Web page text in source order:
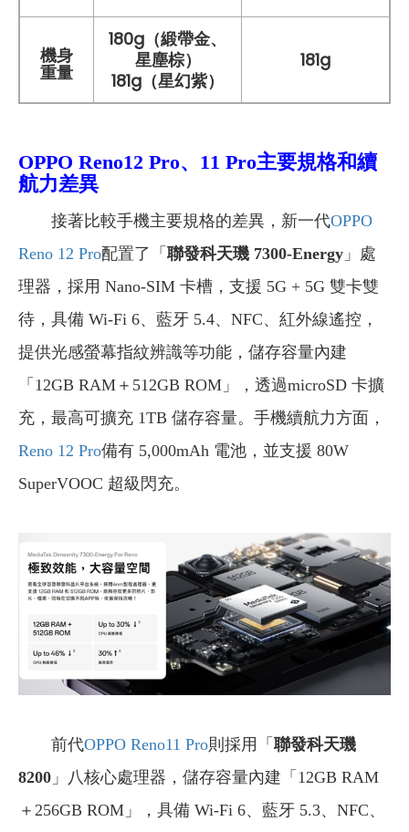
機身
重量
180g（緞帶金、
星塵棕）
181g（星幻紫）
181g
OPPO Reno12 Pro、11 Pro主要規格和續
航力差異
接著比較手機主要規格的差異，新一代OPPO
Reno 12 Pro配置了「 聯發科天璣 7300-Energy 」處
理器，採用 Nano-SIM 卡槽，支援 5G + 5G 雙卡雙
待，具備 Wi-Fi 6、藍牙 5.4、NFC、紅外線遙控，
提供光感螢幕指紋辨識等功能，儲存容量內建
「12GB RAM＋512GB ROM」，透過microSD 卡擴
充，最高可擴充 1TB 儲存容量。手機續航力方面，
Reno 12 Pro備有 5,000mAh 電池，並支援 80W
SuperVOOC 超級閃充。
前代OPPO Reno11 Pro則採用「 聯發科天璣
8200 」八核心處理器，儲存容量內建「12GB RAM
＋256GB ROM」，具備 Wi-Fi 6、藍牙 5.3、NFC、